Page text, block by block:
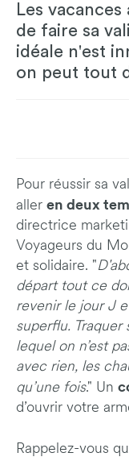
Les
de faire sa
idéale n'est
on peut tout
Pour réussir sa
aller en deux
directrice
Voyageurs du
et solidaire. "
départ tout ce
revenir le jour J
superflu. Traquer
lequel on n’est
avec rien, les
qu’une fois." Un
d’ouvrir votre
Rappelez-vous